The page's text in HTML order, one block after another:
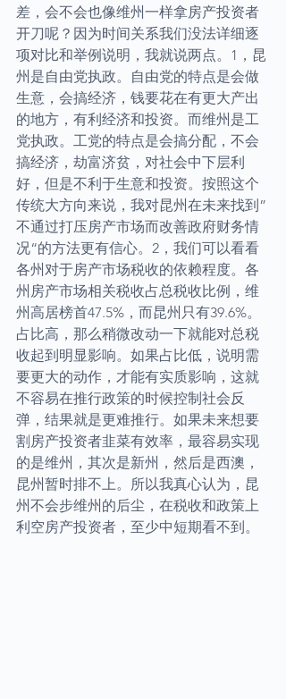
差，会不会也像维州一样拿房产投资者
开刀呢？因为时间关系我们没法详细逐
项对比和举例说明，我就说两点。1，昆
州是自由党执政。自由党的特点是会做
生意，会搞经济，钱要花在有更大产出
的地方，有利经济和投资。而维州是工
党执政。工党的特点是会搞分配，不会
搞经济，劫富济贫，对社会中下层利
好，但是不利于生意和投资。按照这个
传统大方向来说，我对昆州在未来找到”
不通过打压房产市场而改善政府财务情
况“的方法更有信心。2，我们可以看看
各州对于房产市场税收的依赖程度。各
州房产市场相关税收占总税收比例，维
州高居榜首47.5%，而昆州只有39.6%。
占比高，那么稍微改动一下就能对总税
收起到明显影响。如果占比低，说明需
要更大的动作，才能有实质影响，这就
不容易在推行政策的时候控制社会反
弹，结果就是更难推行。如果未来想要
割房产投资者韭菜有效率，最容易实现
的是维州，其次是新州，然后是西澳，
昆州暂时排不上。所以我真心认为，昆
州不会步维州的后尘，在税收和政策上
利空房产投资者，至少中短期看不到。